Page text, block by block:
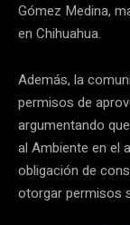
Gómez Medina,
en Chihuahua.
Además, la
permisos de
argumentando
al Ambiente en el
obligación de
otorgar permisos